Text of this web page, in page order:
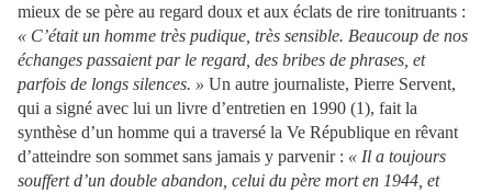
mieux de se père au regard doux et aux éclats de rire tonitruants :
« C’était un homme très pudique, très sensible. Beaucoup de nos
échanges passaient par le regard, des bribes de phrases, et
parfois de longs silences. » Un autre journaliste, Pierre Servent,
qui a signé avec lui un livre d’entretien en 1990 (1), fait la
synthèse d’un homme qui a traversé la Ve République en rêvant
d’atteindre son sommet sans jamais y parvenir : « Il a toujours
souffert d’un double abandon, celui du père mort en 1944, et